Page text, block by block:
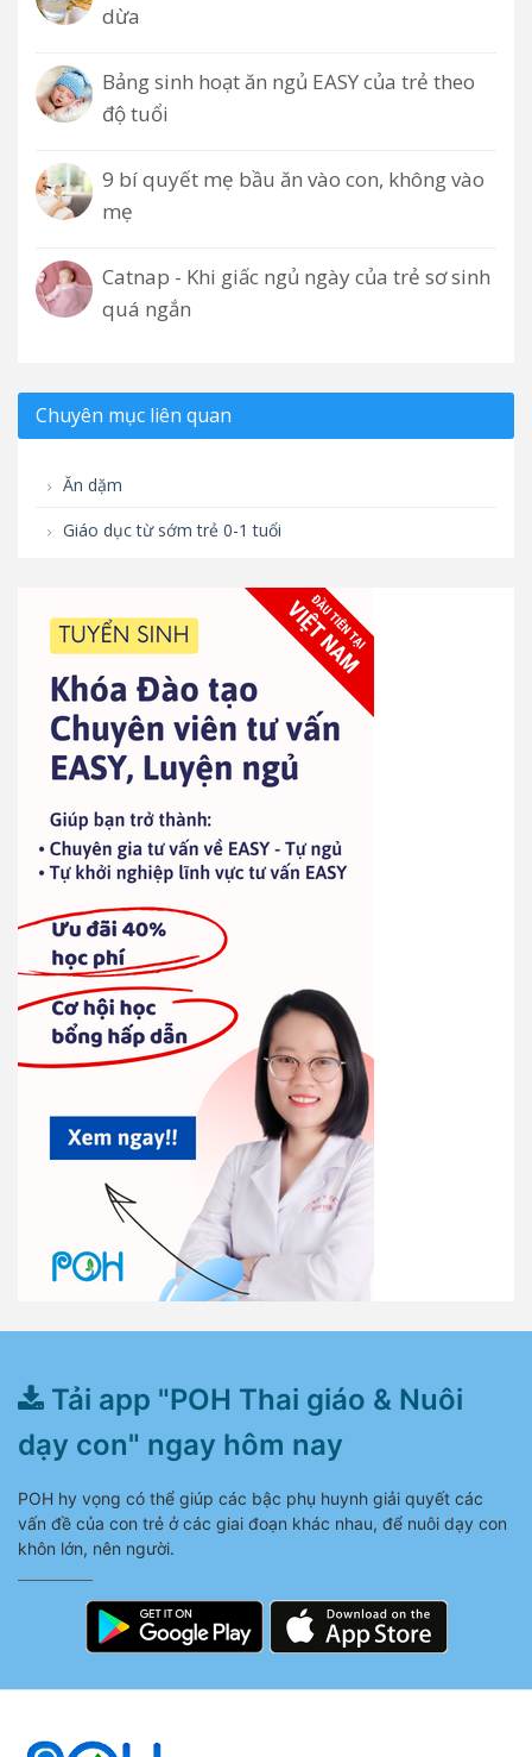
dừa
Bảng sinh hoạt ăn ngủ EASY của trẻ theo
độ tuổi
9 bí quyết mẹ bầu ăn vào con, không vào
mẹ
Catnap - Khi giấc ngủ ngày của trẻ sơ sinh
quá ngắn
Chuyên mục liên quan
Ăn dặm
Giáo dục từ sớm trẻ 0-1 tuổi
Tải app "POH Thai giáo & Nuôi
dạy con" ngay hôm nay
POH hy vọng có thể giúp các bậc phụ huynh giải quyết các
vấn đề của con trẻ ở các giai đoạn khác nhau, để nuôi dạy con
khôn lớn, nên người.